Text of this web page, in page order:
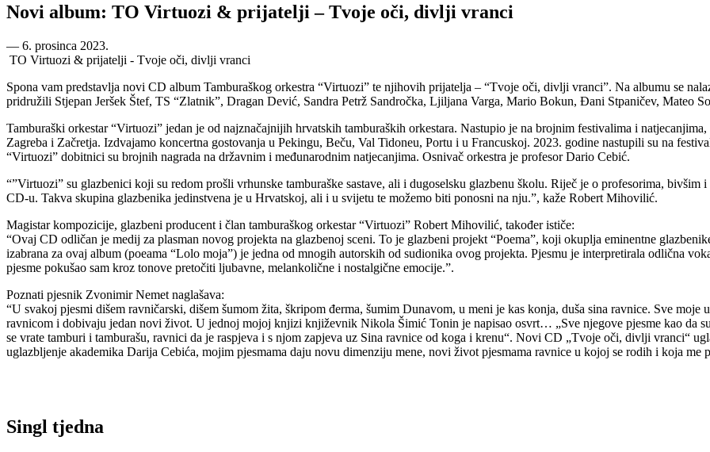
Novi album: TO Virtuozi & prijatelji – Tvoje oči, divlji vranci
― 6. prosinca 2023.
TO Virtuozi & prijatelji - Tvoje oči, divlji vranci
Spona vam predstavlja novi CD album Tamburaškog orkestra “Virtuozi” te njihovih prijatelja – “Tvoje oči, divlji vranci”. Na albumu se
pridružili Stjepan Jeršek Štef, TS “Zlatnik”, Dragan Dević, Sandra Petrž Sandročka, Ljiljana Varga, Mario Bokun, Đani Stpaničev, Mateo
Tamburaški orkestar “Virtuozi” jedan je od najznačajnijih hrvatskih tamburaških orkestara. Nastupio je na brojnim festivalima i
Zagreba i Začretja. Izdvajamo koncertna gostovanja u Pekingu, Beču, Val Tidoneu, Portu i u Francuskoj. 2023. godine nastupili su na
“Virtuozi” dobitnici su brojnih nagrada na državnim i međunarodnim natjecanjima. Osnivač orkestra je profesor Dario Cebić.
“”Virtuozi” su glazbenici koji su redom prošli vrhunske tamburaške sastave, ali i dugoselsku glazbenu školu. Riječ je o profesorima,
CD-u. Takva skupina glazbenika jedinstvena je u Hrvatskoj, ali i u svijetu te možemo biti ponosni na nju.”, kaže Robert Mihovilić.
Magistar kompozicije, glazbeni producent i član tamburaškog orkestar “Virtuozi” Robert Mihovilić, također ističe:
“Ovaj CD odličan je medij za plasman novog projekta na glazbenoj sceni. To je glazbeni projekt “Poema”, koji okuplja eminentne
izabrana za ovaj album (poeama “Lolo moja”) je jedna od mnogih autorskih od sudionika ovog projekta. Pjesmu je interpretirala odlična
pjesme pokušao sam kroz tonove pretočiti ljubavne, melankolične i nostalgične emocije.”.
Poznati pjesnik Zvonimir Nemet naglašava:
“U svakoj pjesmi dišem ravničarski, dišem šumom žita, škripom đerma, šumim Dunavom, u meni je kas konja, duša sina ravnice. Sve
ravnicom i dobivaju jedan novi život. U jednoj mojoj knjizi književnik Nikola Šimić Tonin je napisao osvrt… „Sve njegove pjesme kao da
se vrate tamburi i tamburašu, ravnici da je raspjeva i s njom zapjeva uz Sina ravnice od koga i krenu“. Novi CD „Tvoje oči, divlji vranci“
uglazbljenje akademika Darija Cebića, mojim pjesmama daju novu dimenziju mene, novi život pjesmama ravnice u kojoj se rodih i koja me
Singl tjedna